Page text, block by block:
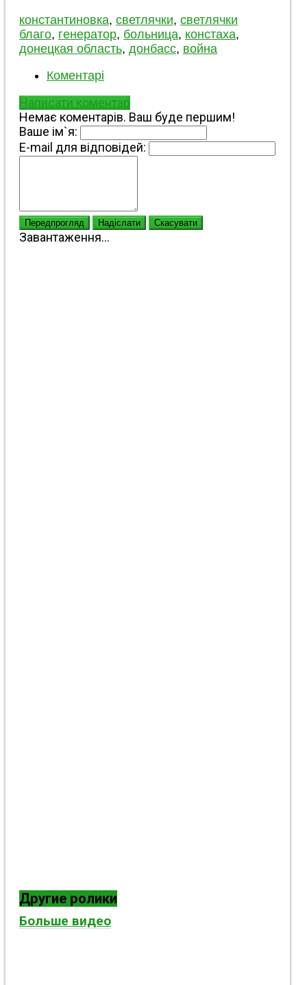
константиновка, светлячки, светлячки
благо, генератор, больница, констаха,
донецкая область, донбасс, война
Коментарі
Написати коментар
Немає коментарів. Ваш буде першим!
Ваше ім`я:
E-mail для відповідей:
Передпрогляд Надіслати Скасувати
Завантаження...
Другие ролики
Больше видео